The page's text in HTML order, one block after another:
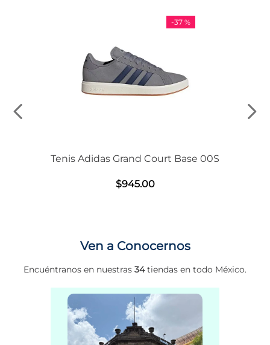
-37 %
Tenis Adidas Grand Court Base 00S
$945.00
Ven a Conocernos
Encuéntranos en nuestras 34tiendas en todo México.